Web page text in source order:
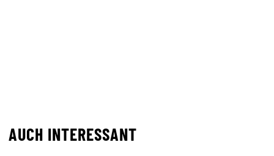
AUCH INTERESSANT